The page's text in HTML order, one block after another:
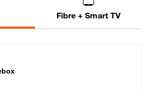
Fibre + Smart TV
Livebox Lite Fibre